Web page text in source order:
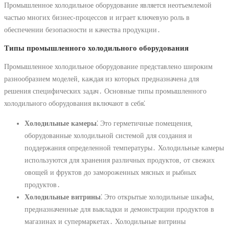
Промышленное холодильное оборудование является неотъемлемой
частью многих бизнес-процессов и играет ключевую роль в
обеспечении безопасности и качества продукции․
Типы промышленного холодильного оборудования
Промышленное холодильное оборудование представлено широким
разнообразием моделей, каждая из которых предназначена для
решения специфических задач․ Основные типы промышленного
холодильного оборудования включают в себя⁚
Холодильные камеры⁚ Это герметичные помещения,
оборудованные холодильной системой для создания и
поддержания определенной температуры․ Холодильные камеры
используются для хранения различных продуктов, от свежих
овощей и фруктов до замороженных мясных и рыбных
продуктов․
Холодильные витрины⁚ Это открытые холодильные шкафы,
предназначенные для выкладки и демонстрации продуктов в
магазинах и супермаркетах․ Холодильные витрины